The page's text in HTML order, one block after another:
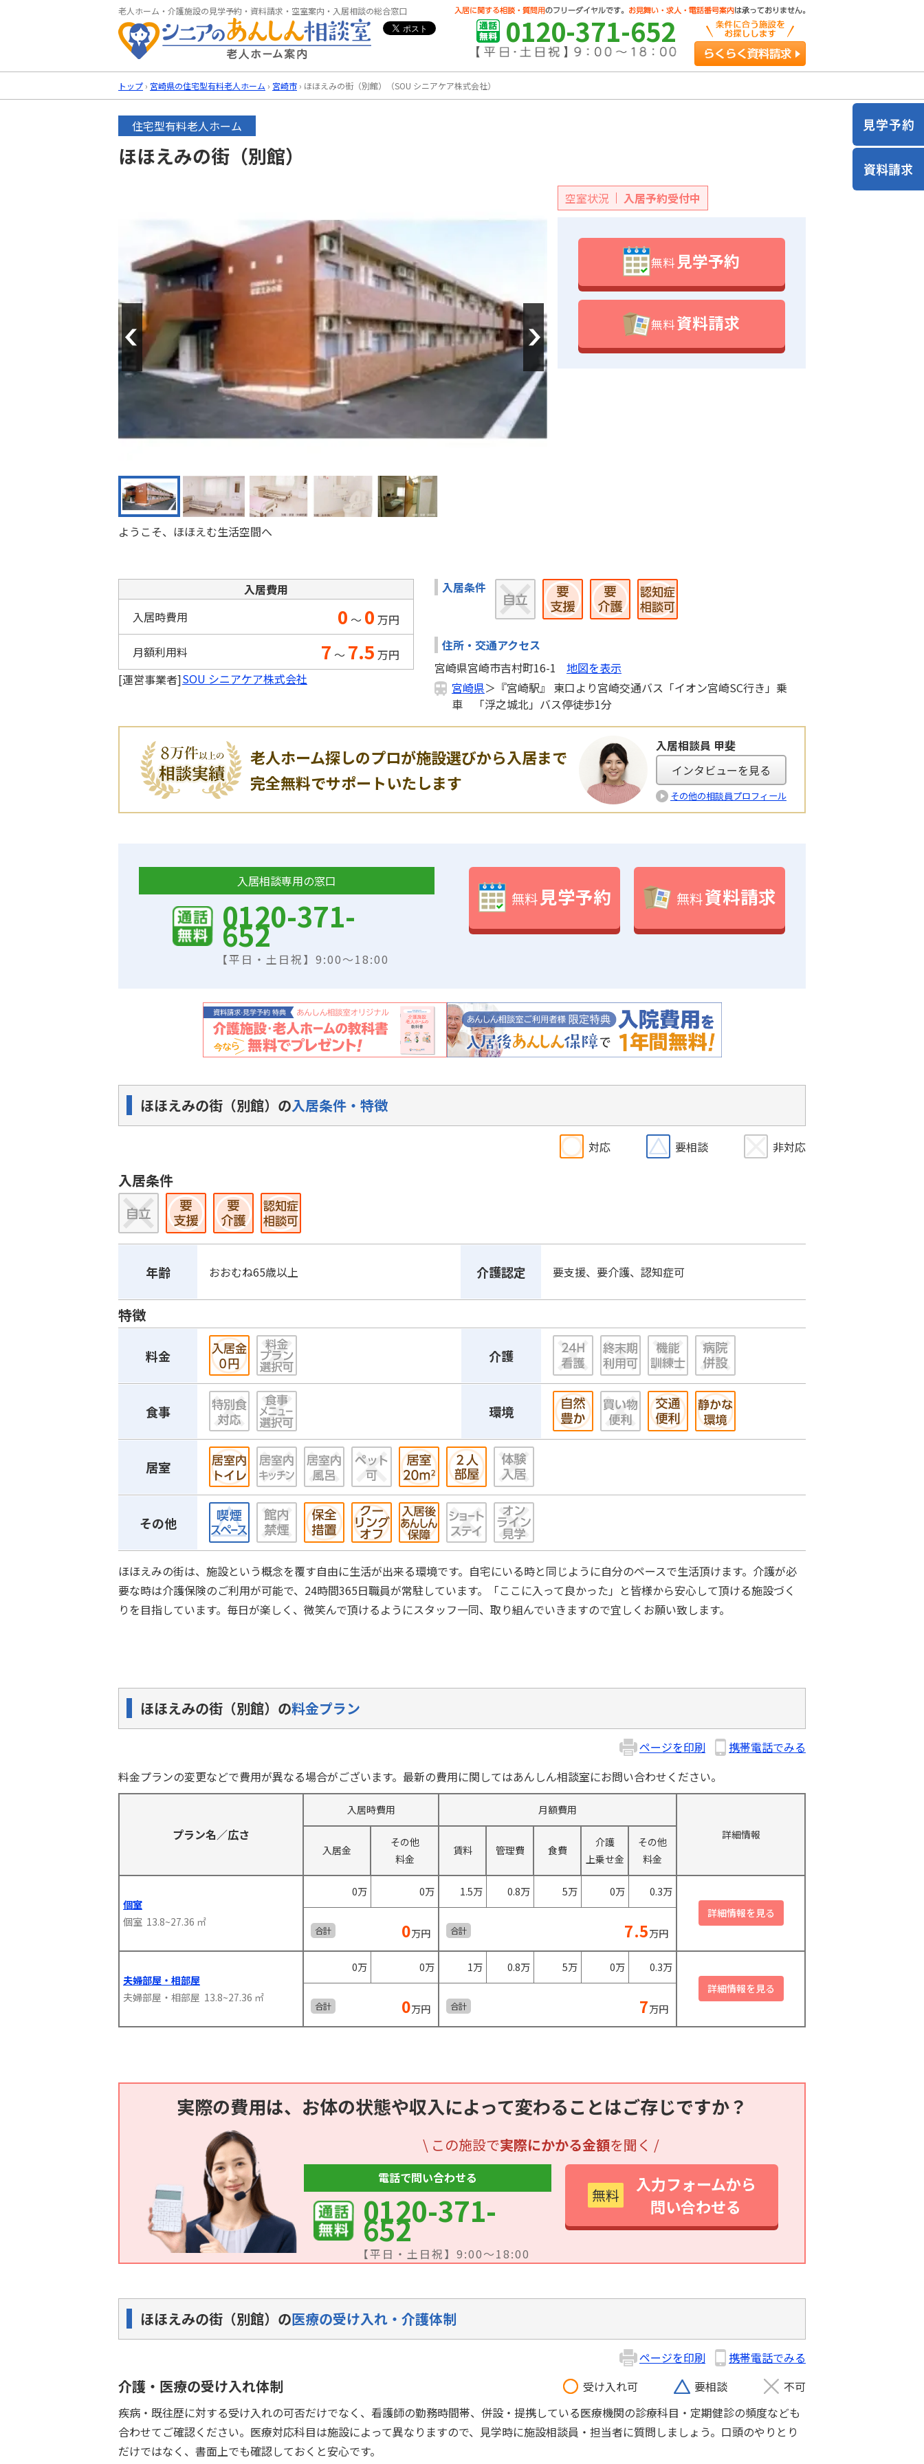
老人ホーム・介護施設の見学予約・資料請求・空室案内・入居相談の総合窓口
0120-371-652
トップ › 宮崎県の住宅型有料老人ホーム › 宮崎市 › ほほえみの街（別館）（SOU シニアケア株式会社）
住宅型有料老人ホーム
ほほえみの街（別館）
Previous Next
空室状況 入居予約受付中
無料見学予約
無料資料請求
ようこそ、ほほえむ生活空間へ
入居費用
入居時費用
0 ～ 0 万円
月額利用料
7 ～ 7.5 万円
[運営事業者]SOU シニアケア株式会社
入居条件
住所・交通アクセス
宮崎県宮崎市吉村町16-1
地図を表示
宮崎県＞『宮崎駅』 東口より宮崎交通バス「イオン宮崎SC行き」乗
車 「浮之城北」バス停徒歩1分
老人ホーム探しのプロが施設選びから入居まで
完全無料でサポートいたします
入居相談員 甲斐
インタビューを見る
その他の相談員プロフィール
入居相談専用の窓口
0120-371-
652
【平日・土日祝】9:00～18:00
無料 見学予約 無料資料請求
ほほえみの街（別館）の入居条件・特徴
対応 要相談 非対応
入居条件
年齢 おおむね65歳以上 介護認定 要支援、要介護、認知症可
特徴
料金 介護
食事 環境
居室
その他
ほほえみの街は、施設という概念を覆す自由に生活が出来る環境です。自宅にいる時と同じように自分のペースで生活頂けます。介護が必
要な時は介護保険のご利用が可能で、24時間365日職員が常駐しています。「ここに入って良かった」と皆様から安心して頂ける施設づく
りを目指しています。毎日が楽しく、微笑んで頂けるようにスタッフ一同、取り組んでいきますので宜しくお願い致します。
ほほえみの街（別館）の料金プラン
ページを印刷
携帯電話でみる
料金プランの変更などで費用が異なる場合がございます。最新の費用に関してはあんしん相談室にお問い合わせください。
プラン名／広さ
入居時費用
月額費用
詳細情報
入居金
その他
料金
賃料 管理費 食費
介護
上乗せ金
その他
料金
個室
個室 13.8~27.36 ㎡
0万 0万 1.5万 0.8万 5万 0万 0.3万
合計 0万円 合計 7.5万円
夫婦部屋・相部屋
夫婦部屋・相部屋 13.8~27.36 ㎡
0万 0万 1万 0.8万 5万 0万 0.3万
合計 0万円 合計 7万円
実際の費用は、お体の状態や収入によって変わることはご存じですか？
\ この施設で実際にかかる金額を聞く /
電話で問い合わせる
0120-371-
652
【平日・土日祝】9:00～18:00
無料
入力フォームから
問い合わせる
ほほえみの街（別館）の医療の受け入れ・介護体制
ページを印刷 携帯電話でみる
介護・医療の受け入れ体制 受け入れ可 要相談
不可
疾病・既往歴に対する受け入れの可否だけでなく、看護師の勤務時間帯、併設・提携している医療機関の診療科目・定期健診の頻度なども
合わせてご確認ください。医療対応科目は施設によって異なりますので、見学時に施設相談員・担当者に質問しましょう。口頭のやりとり
だけではなく、書面上でも確認しておくと安心です。